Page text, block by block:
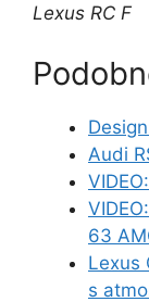
Lexus RC F
Audi
63
Lexus
s